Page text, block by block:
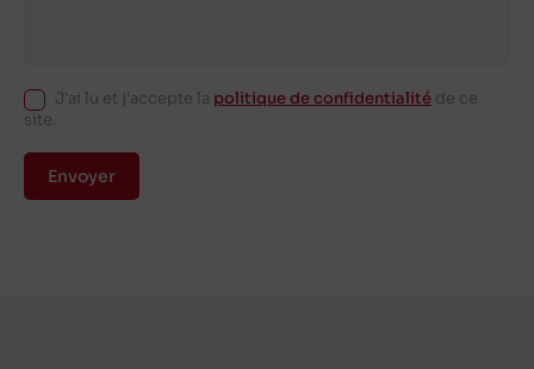
J'ai lu et j'accepte la politique de confidentialité de ce
site.
Envoyer